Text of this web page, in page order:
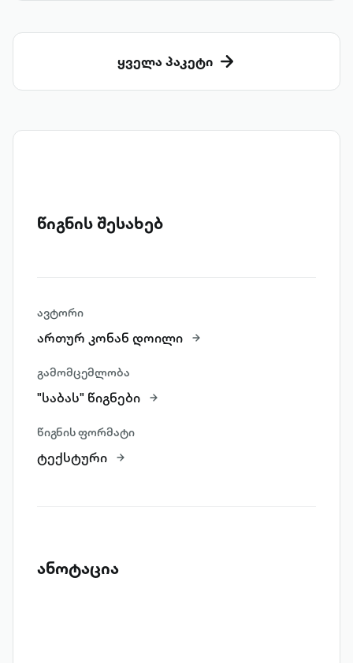
ყველა პაკეტი
წიგნის შესახებ
ავტორი
ართურ კონან დოილი
გამომცემლობა
"საბას" წიგნები
წიგნის ფორმატი
ტექსტური
ანოტაცია